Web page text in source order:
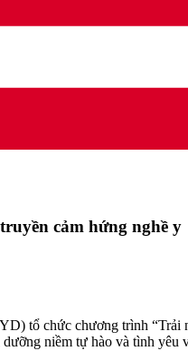
cảm hứng nghề y
tổ chức chương trình “Trải
niềm tự hào và tình yêu